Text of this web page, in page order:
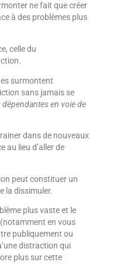
ne fait que créer
à des problèmes plus
celle du
surmontent
sans jamais se
dépendantes en voie de
dans de nouveaux
au lieu d’aller de
peut constituer un
la dissimuler.
plus vaste et le
en vous
publiquement ou
distraction qui
plus sur cette